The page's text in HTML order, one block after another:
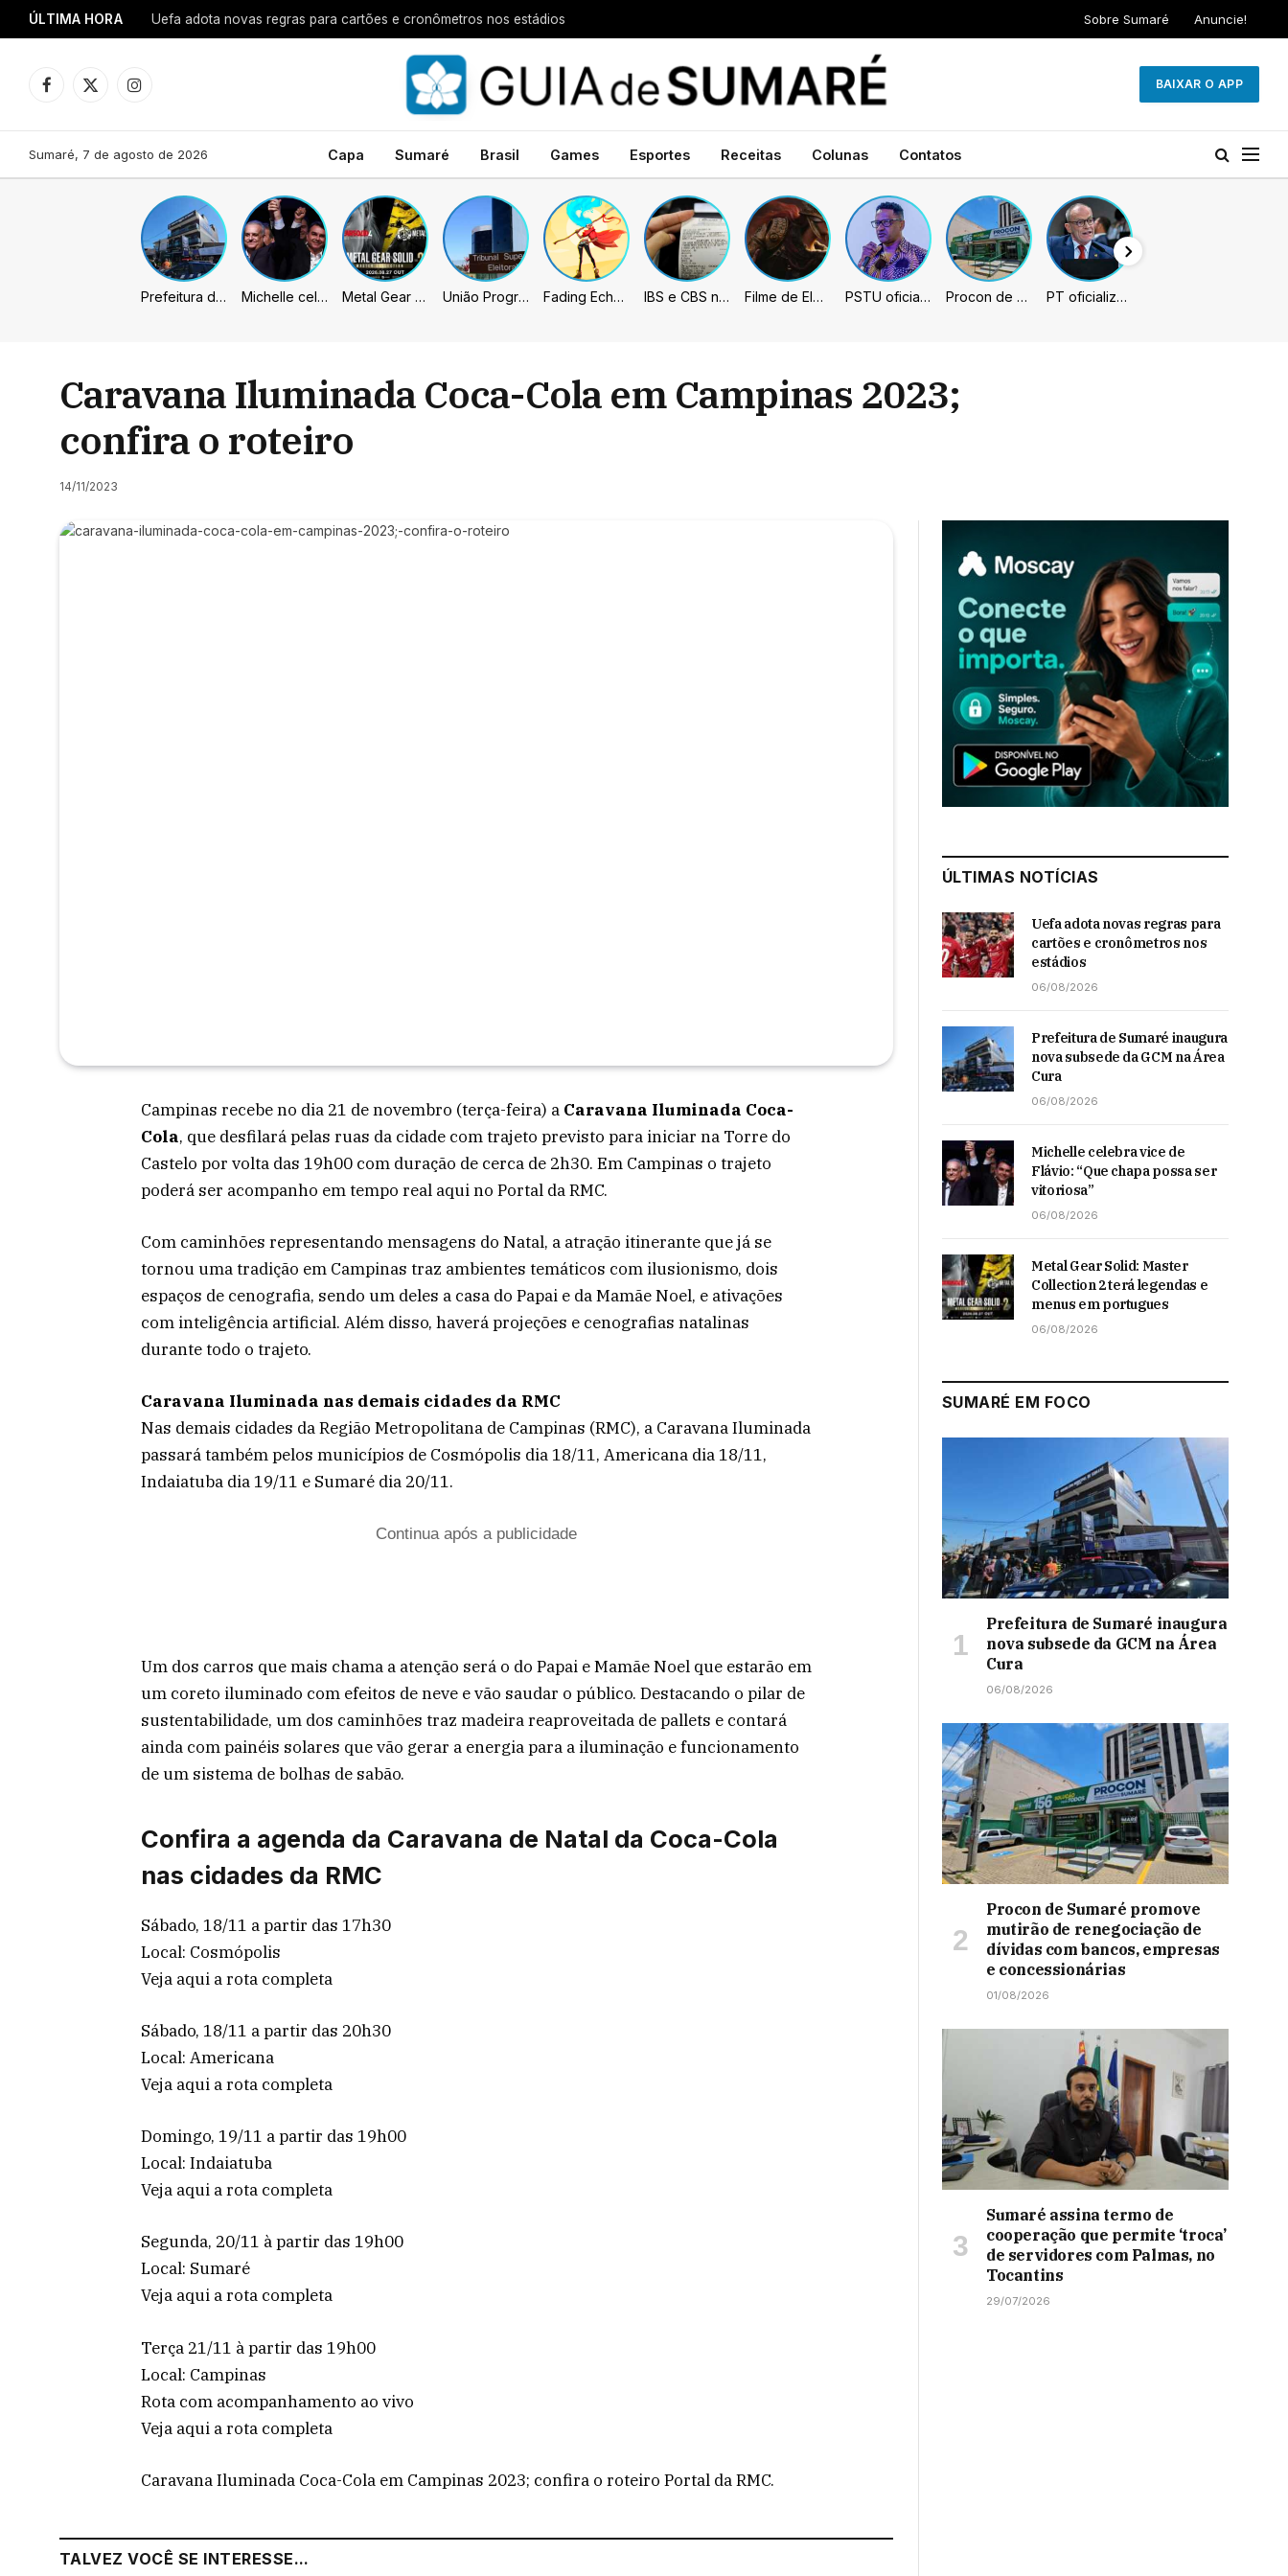
ÚLTIMA HORA Uefa adota novas regras para cartões e cronômetros nos estádios Sobre Sumaré Anuncie!
Facebook
X
Instagram
BAIXAR O APP
Sumaré, 7 de agosto de 2026 Capa Sumaré Brasil Games Esportes Receitas Colunas Contatos
Prefeitura de Sumaré inaugura nova subsede da GCM na Área Cura Michelle celebra vice de Flávio: “Que chapa possa ser vitoriosa” Metal Gear Solid: Master Collection 2 terá legendas e menus em portugues União Progressista e PL terão mais tempo de propaganda eleitoral Fading Echo – Review IBS e CBS necessitarão constar nas notas fiscais com início desta 2ª. Entenda Filme de Elden Ring tem gravações concluídas, mas ainda fica longe do lançamento PSTU oficializa Hertz Dias como candidato à Presidência da República Procon de Sumaré promove mutirão de renegociação de dívidas com bancos, empresas e concessionárias PT oficializa Contarato como candidato à reeleição ao Senado no ES
Caravana Iluminada Coca-Cola em Campinas 2023;
confira o roteiro
14/11/2023
Campinas recebe no dia 21 de novembro (terça-feira) a Caravana Iluminada Coca-
Cola, que desfilará pelas ruas da cidade com trajeto previsto para iniciar na Torre do
Castelo por volta das 19h00 com duração de cerca de 2h30. Em Campinas o trajeto
poderá ser acompanho em tempo real aqui no Portal da RMC.
Com caminhões representando mensagens do Natal, a atração itinerante que já se
tornou uma tradição em Campinas traz ambientes temáticos com ilusionismo, dois
espaços de cenografia, sendo um deles a casa do Papai e da Mamãe Noel, e ativações
com inteligência artificial. Além disso, haverá projeções e cenografias natalinas
durante todo o trajeto.
Caravana Iluminada nas demais cidades da RMC
Nas demais cidades da Região Metropolitana de Campinas (RMC), a Caravana Iluminada
passará também pelos municípios de Cosmópolis dia 18/11, Americana dia 18/11,
Indaiatuba dia 19/11 e Sumaré dia 20/11.
Continua após a publicidade
Um dos carros que mais chama a atenção será o do Papai e Mamãe Noel que estarão em
um coreto iluminado com efeitos de neve e vão saudar o público. Destacando o pilar de
sustentabilidade, um dos caminhões traz madeira reaproveitada de pallets e contará
ainda com painéis solares que vão gerar a energia para a iluminação e funcionamento
de um sistema de bolhas de sabão.
Confira a agenda da Caravana de Natal da Coca-Cola
nas cidades da RMC
Sábado, 18/11 a partir das 17h30
Local: Cosmópolis
Veja aqui a rota completa
Sábado, 18/11 a partir das 20h30
Local: Americana
Veja aqui a rota completa
Domingo, 19/11 a partir das 19h00
Local: Indaiatuba
Veja aqui a rota completa
Segunda, 20/11 à partir das 19h00
Local: Sumaré
Veja aqui a rota completa
Terça 21/11 à partir das 19h00
Local: Campinas
Rota com acompanhamento ao vivo
Veja aqui a rota completa
Caravana Iluminada Coca-Cola em Campinas 2023; confira o roteiro Portal da RMC.
TALVEZ VOCÊ SE INTERESSE...
ÚLTIMAS NOTÍCIAS
Uefa adota novas regras para
cartões e cronômetros nos
estádios
06/08/2026
Prefeitura de Sumaré inaugura
nova subsede da GCM na Área
Cura
06/08/2026
Michelle celebra vice de
Flávio: “Que chapa possa ser
vitoriosa”
06/08/2026
Metal Gear Solid: Master
Collection 2 terá legendas e
menus em portugues
06/08/2026
SUMARÉ EM FOCO
Prefeitura de Sumaré inaugura
nova subsede da GCM na Área
Cura
06/08/2026
Procon de Sumaré promove
mutirão de renegociação de
dívidas com bancos, empresas
e concessionárias
01/08/2026
Sumaré assina termo de
cooperação que permite ‘troca’
de servidores com Palmas, no
Tocantins
29/07/2026